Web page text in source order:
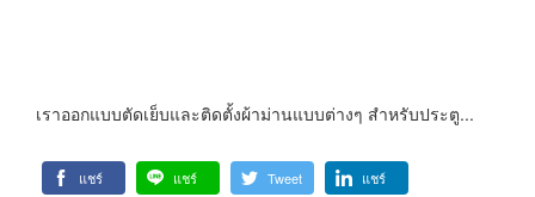
เราออกแบบตัดเย็บและติดตั้งผ้าม่านแบบต่างๆ สำหรับประตู...
แชร์ แชร์ Tweet แชร์